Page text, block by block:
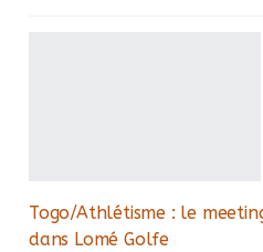
Togo/Athlétisme : le
dans Lomé Golfe